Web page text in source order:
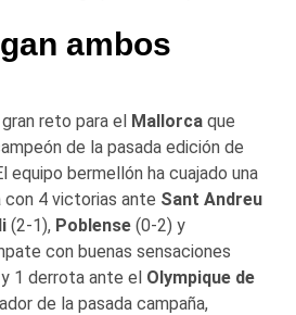
ambos
reto para el Mallorca que
de la pasada edición de
equipo bermellón ha cuajado una
4 victorias ante Sant Andreu
(2-1), Poblense (0-2) y
con buenas sensaciones
1 derrota ante el Olympique de
de la pasada campaña,